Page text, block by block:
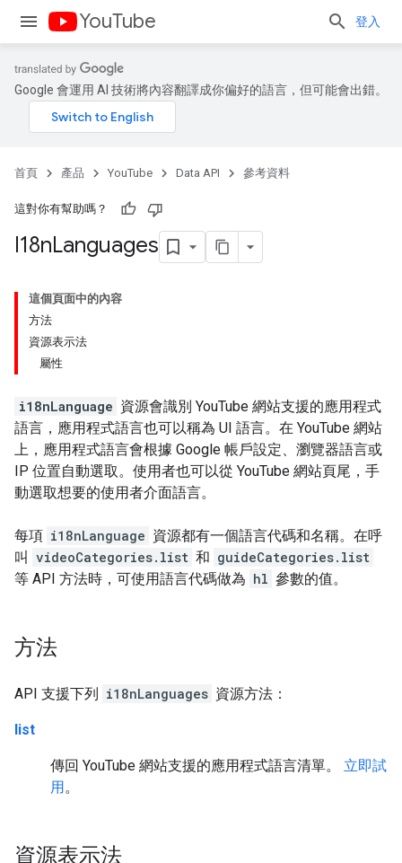
YouTube 登入
Google 會運用 AI 技術將內容翻譯成你偏好的語言，但可能會出錯。
首頁 產品 YouTube Data API 參考資料
這對你有幫助嗎？
I18nLanguages
這個頁面中的內容
方法
資源表示法
屬性
i18nLanguage 資源會識別 YouTube 網站支援的應用程式
語言，應用程式語言也可以稱為 UI 語言。在 YouTube 網站
上，應用程式語言會根據 Google 帳戶設定、瀏覽器語言或
IP 位置自動選取。使用者也可以從 YouTube 網站頁尾，手
動選取想要的使用者介面語言。
每項 i18nLanguage 資源都有一個語言代碼和名稱。在呼
叫 videoCategories.list 和 guideCategories.list
等 API 方法時，可使用語言代碼做為 hl 參數的值。
方法
API 支援下列 i18nLanguages 資源方法：
list
傳回 YouTube 網站支援的應用程式語言清單。 立即試
用。
資源表示法